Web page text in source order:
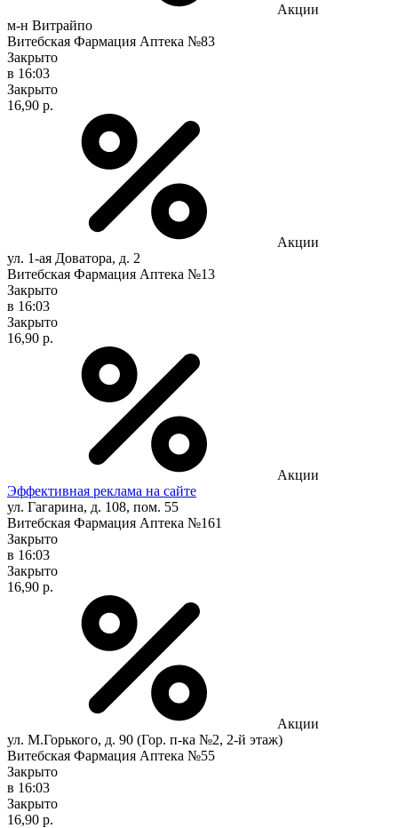
Акции
м-н Витрайпо
Витебская Фармация Аптека №83
Закрыто
в 16:03
Закрыто
16,90 р.
Акции
ул. 1-ая Доватора, д. 2
Витебская Фармация Аптека №13
Закрыто
в 16:03
Закрыто
16,90 р.
Акции
Эффективная реклама на сайте
ул. Гагарина, д. 108, пом. 55
Витебская Фармация Аптека №161
Закрыто
в 16:03
Закрыто
16,90 р.
Акции
ул. М.Горького, д. 90 (Гор. п-ка №2, 2-й этаж)
Витебская Фармация Аптека №55
Закрыто
в 16:03
Закрыто
16,90 р.